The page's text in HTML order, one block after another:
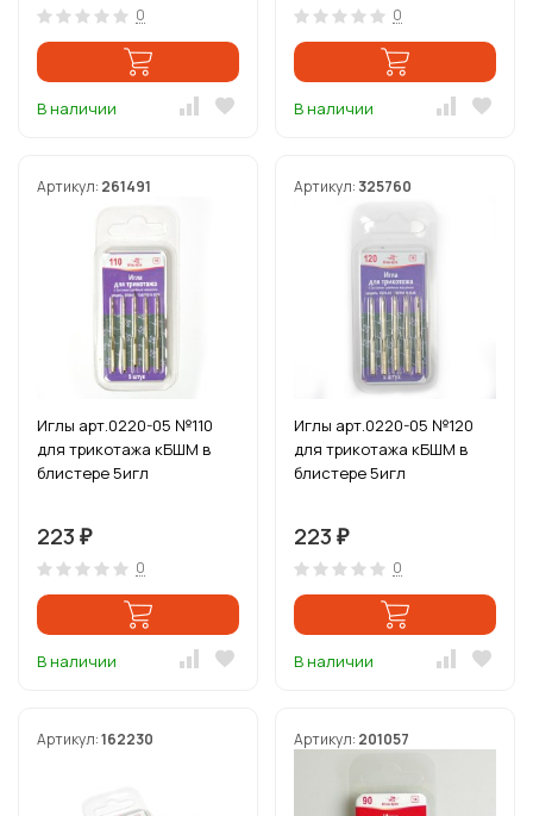
0
В наличии
0
В наличии
Артикул: 261491
Иглы арт.0220-05 №110
для трикотажа кБШМ в
блистере 5игл
223 ₽
0
В наличии
Артикул: 325760
Иглы арт.0220-05 №120
для трикотажа кБШМ в
блистере 5игл
223 ₽
0
В наличии
Артикул:162230 Артикул: 201057